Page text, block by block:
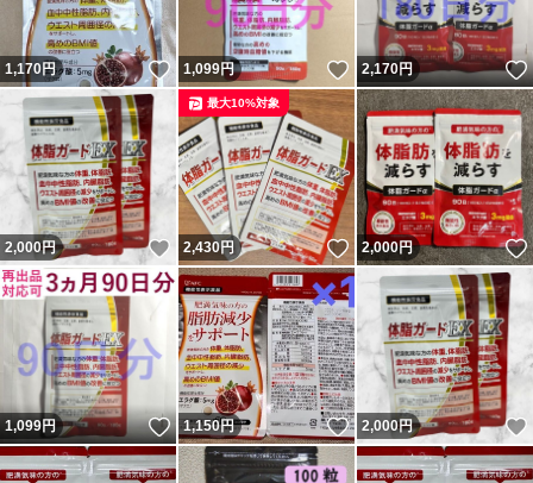
1,170円 いいね！
1,099円 いいね！
2,170円
2,000円 いいね！
2,430円 いいね！
最大10%対象
2,000円
1,099円 いいね！
1,150円 いいね！
2,000円